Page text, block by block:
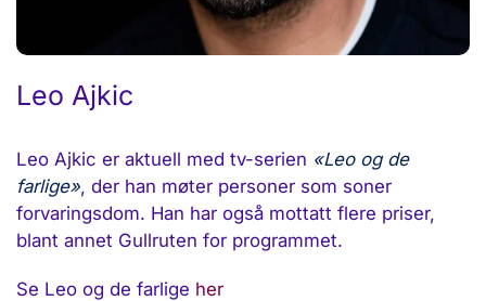
Leo Ajkic
Leo Ajkic er aktuell med tv-serien «Leo og de
farlige», der han møter personer som soner
forvaringsdom. Han har også mottatt flere priser,
blant annet Gullruten for programmet.
Se Leo og de farlige her